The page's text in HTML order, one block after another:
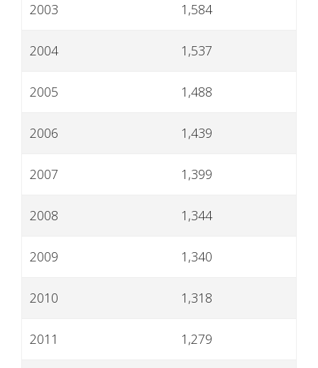
2003 1,584
2004 1,537
2005 1,488
2006 1,439
2007 1,399
2008 1,344
2009 1,340
2010 1,318
2011 1,279